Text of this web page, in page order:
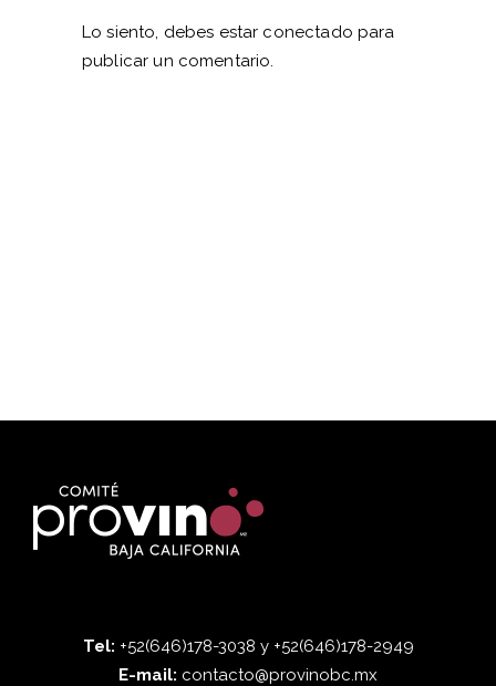
Lo siento, debes estar conectado para
publicar un comentario.
Tel: +52(646)178-3038 y +52(646)178-2949
E-mail: contacto@provinobc.mx